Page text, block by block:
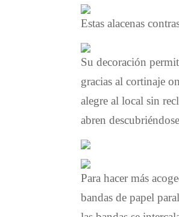
Estas alacenas
Su decoración
gracias al cortinaje
alegre al local sin
abren
Para hacer más
bandas de papel